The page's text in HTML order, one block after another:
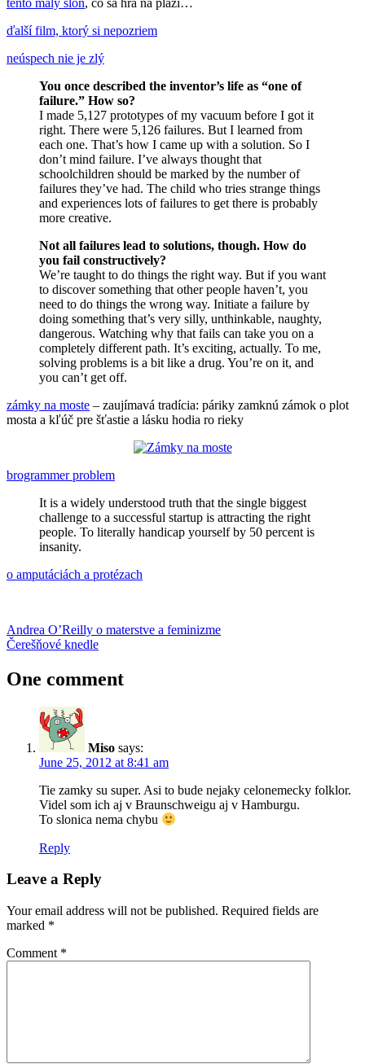
tento malý slon, čo sa hrá na pláži…
ďalší film, ktorý si nepozriem
neúspech nie je zlý
You once described the inventor’s life as “one of
failure.” How so?
I made 5,127 prototypes of my vacuum before I got it
right. There were 5,126 failures. But I learned from
each one. That’s how I came up with a solution. So I
don’t mind failure. I’ve always thought that
schoolchildren should be marked by the number of
failures they’ve had. The child who tries strange things
and experiences lots of failures to get there is probably
more creative.
Not all failures lead to solutions, though. How do
you fail constructively?
We’re taught to do things the right way. But if you want
to discover something that other people haven’t, you
need to do things the wrong way. Initiate a failure by
doing something that’s very silly, unthinkable, naughty,
dangerous. Watching why that fails can take you on a
completely different path. It’s exciting, actually. To me,
solving problems is a bit like a drug. You’re on it, and
you can’t get off.
zámky na moste – zaujímavá tradícia: páriky zamknú zámok o plot
mosta a kľúč pre šťastie a lásku hodia ro rieky
brogrammer problem
It is a widely understood truth that the single biggest
challenge to a successful startup is attracting the right
people. To literally handicap yourself by 50 percent is
insanity.
o amputáciách a protézach
amputáciagulášJaroslav
Židekneúspechpolitika
Post
navigation
Previous
Post:
Andrea O’Reilly o materstve a feminizme
Next
Čerešňové knedle
One comment
Miso says:
June 25, 2012 at 8:41 am
Tie zamky su super. Asi to bude nejaky celonemecky folklor.
Videl som ich aj v Braunschweigu aj v Hamburgu.
To slonica nema chybu
Reply
Leave a Reply
Your email address will not be published. Required fields are
marked *
Comment *